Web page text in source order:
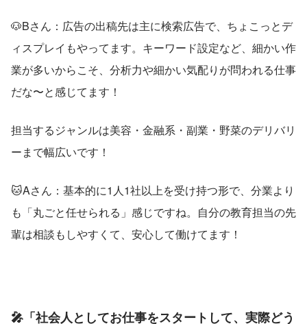
🐶Bさん：広告の出稿先は主に検索広告で、ちょこっとデ
ィスプレイもやってます。キーワード設定など、細かい作
業が多いからこそ、分析力や細かい気配りが問われる仕事
だな〜と感じてます！
担当するジャンルは美容・金融系・副業・野菜のデリバリ
ーまで幅広いです！
🐱Aさん：基本的に1人1社以上を受け持つ形で、分業より
も「丸ごと任せられる」感じですね。自分の教育担当の先
輩は相談もしやすくて、安心して働けてます！
🎤「社会人としてお仕事をスタートして、実際どう